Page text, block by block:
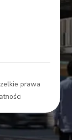
prawa